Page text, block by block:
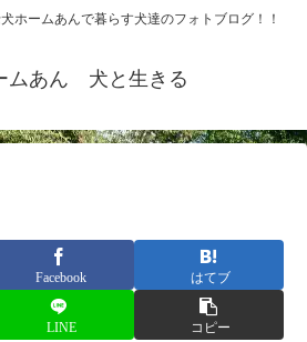
ホームあんで暮らす犬達のフォトブログ！！
ムあん 犬と生きる
Facebook はてブ
LINE コピー